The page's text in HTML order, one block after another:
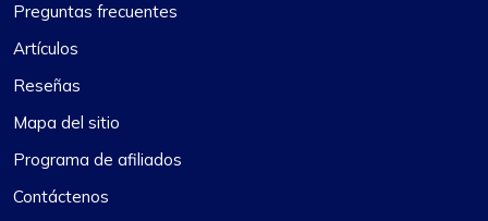
Preguntas frecuentes
Artículos
Reseñas
Mapa del sitio
Programa de afiliados
Contáctenos